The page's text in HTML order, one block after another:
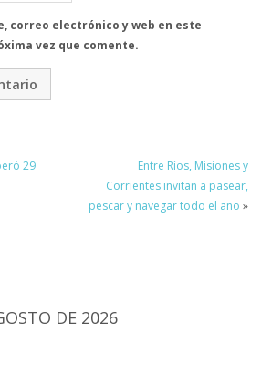
correo electrónico y web en este
vez que comente.
29
Entre Ríos, Misiones y
Corrientes invitan a pasear,
pescar y navegar todo el año »
DE 2026